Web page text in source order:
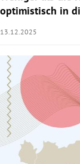
optimistisch in
13.12.2025